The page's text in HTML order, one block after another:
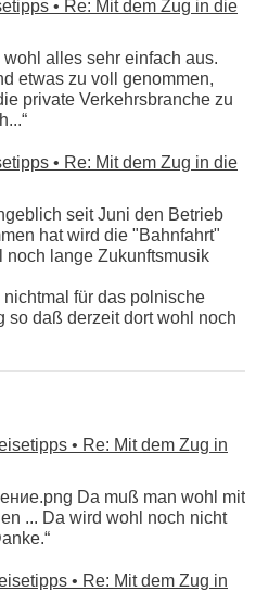
• Re: Mit dem Zug in die
alles sehr einfach aus.
etwas zu voll genommen,
private Verkehrsbranche zu
• Re: Mit dem Zug in die
seit Juni den Betrieb
hat wird die "Bahnfahrt"
noch lange Zukunftsmusik
für das polnische
so daß derzeit dort wohl noch
• Re: Mit dem Zug in
Da muß man wohl mit
... Da wird wohl noch nicht
• Re: Mit dem Zug in